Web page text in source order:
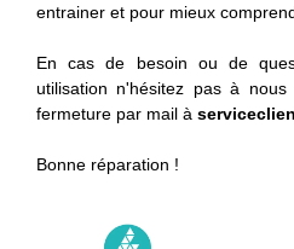
entrainer et pour mieux
En cas de besoin ou de
utilisation n'hésitez pas à
fermeture par mail à
Bonne réparation !